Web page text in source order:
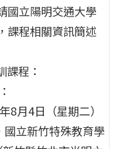
國立陽明交通大學
課程相關資訊簡述
課程：
8月4日（星期二）
立新竹特殊教育學